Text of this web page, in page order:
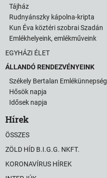
Tájház
Rudnyánszky kápolna-kripta
Kun Éva köztéri szobrai Szadán
Emlékhelyeink, emlékműveink
EGYHÁZI ÉLET
ÁLLANDÓ RENDEZVÉNYEINK
Székely Bertalan Emlékünnepség
Hősök napja
Idősek napja
Hírek
ÖSSZES
ZÖLD HÍD B.I.G.G. NKFT.
KORONAVÍRUS HÍREK